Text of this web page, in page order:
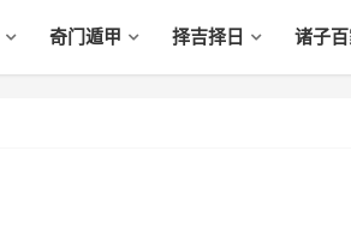
奇门遁甲 择吉择日 诸子